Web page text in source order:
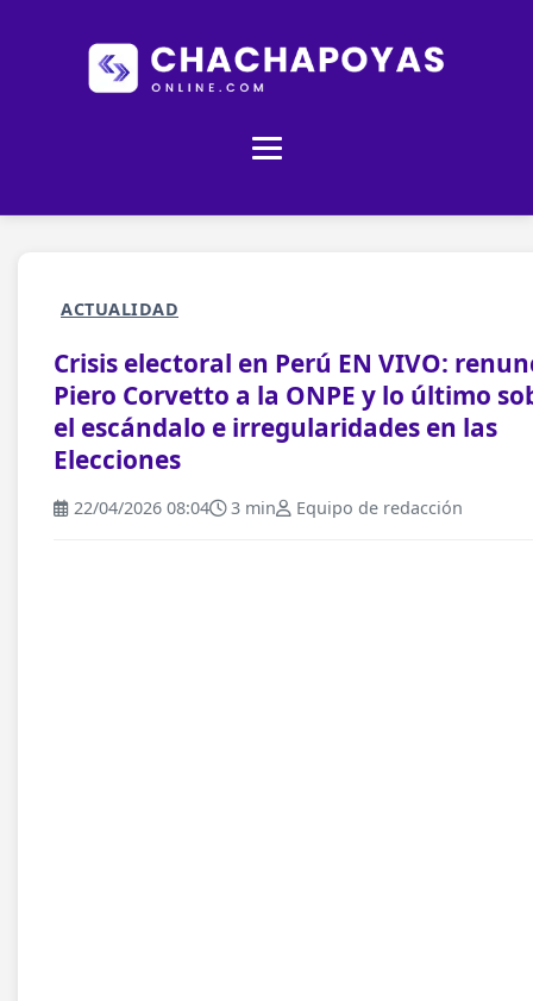
ACTUALIDAD
Crisis electoral en Perú EN VIVO:
Piero Corvetto a la ONPE y lo último
el escándalo e irregularidades en las
Elecciones
22/04/2026 08:04 3 min Equipo de redacción